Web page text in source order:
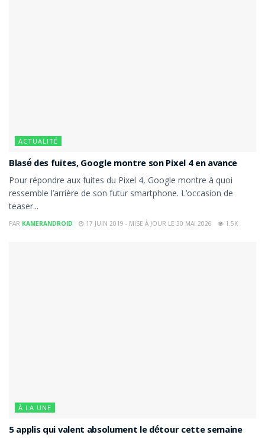
ACTUALITÉ
Blasé des fuites, Google montre son Pixel 4 en avance
Pour répondre aux fuites du Pixel 4, Google montre à quoi
ressemble l’arrière de son futur smartphone. L’occasion de
teaser...
PAR KAMERANDROID 17 JUIN 2019 - MISE À JOUR LE 30 MAI 2026 1.5K
À LA UNE
5 applis qui valent absolument le détour cette semaine